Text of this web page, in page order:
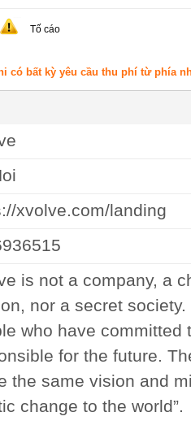
Tố cáo
có bất kỳ yêu cầu thu phí từ phía
xvolve.com/landing
is not a company, a
nor a secret
who have committed
for the future.
the same vision and
change to the world”.